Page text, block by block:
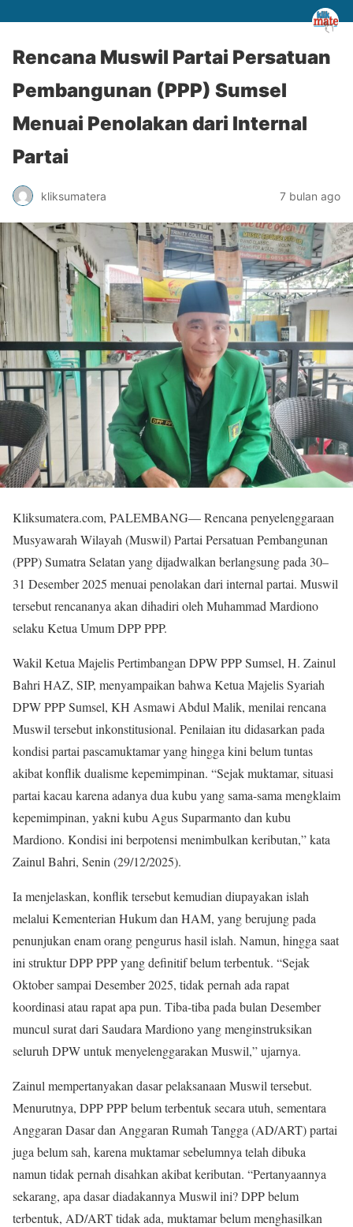
Rencana Muswil Partai Persatuan
Pembangunan (PPP) Sumsel
Menuai Penolakan dari Internal
Partai
kliksumatera 7 bulan ago
Kliksumatera.com, PALEMBANG— Rencana penyelenggaraan
Musyawarah Wilayah (Muswil) Partai Persatuan Pembangunan
(PPP) Sumatra Selatan yang dijadwalkan berlangsung pada 30–
31 Desember 2025 menuai penolakan dari internal partai. Muswil
tersebut rencananya akan dihadiri oleh Muhammad Mardiono
selaku Ketua Umum DPP PPP.
Wakil Ketua Majelis Pertimbangan DPW PPP Sumsel, H. Zainul
Bahri HAZ, SIP, menyampaikan bahwa Ketua Majelis Syariah
DPW PPP Sumsel, KH Asmawi Abdul Malik, menilai rencana
Muswil tersebut inkonstitusional. Penilaian itu didasarkan pada
kondisi partai pascamuktamar yang hingga kini belum tuntas
akibat konflik dualisme kepemimpinan. “Sejak muktamar, situasi
partai kacau karena adanya dua kubu yang sama-sama mengklaim
kepemimpinan, yakni kubu Agus Suparmanto dan kubu
Mardiono. Kondisi ini berpotensi menimbulkan keributan,” kata
Zainul Bahri, Senin (29/12/2025).
Ia menjelaskan, konflik tersebut kemudian diupayakan islah
melalui Kementerian Hukum dan HAM, yang berujung pada
penunjukan enam orang pengurus hasil islah. Namun, hingga saat
ini struktur DPP PPP yang definitif belum terbentuk. “Sejak
Oktober sampai Desember 2025, tidak pernah ada rapat
koordinasi atau rapat apa pun. Tiba-tiba pada bulan Desember
muncul surat dari Saudara Mardiono yang menginstruksikan
seluruh DPW untuk menyelenggarakan Muswil,” ujarnya.
Zainul mempertanyakan dasar pelaksanaan Muswil tersebut.
Menurutnya, DPP PPP belum terbentuk secara utuh, sementara
Anggaran Dasar dan Anggaran Rumah Tangga (AD/ART) partai
juga belum sah, karena muktamar sebelumnya telah dibuka
namun tidak pernah disahkan akibat keributan. “Pertanyaannya
sekarang, apa dasar diadakannya Muswil ini? DPP belum
terbentuk, AD/ART tidak ada, muktamar belum menghasilkan